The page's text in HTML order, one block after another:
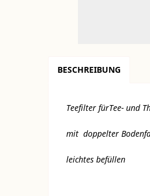
BESCHREIBUNG
Teefilter fürTee- und
mit doppelter
leichtes befüllen